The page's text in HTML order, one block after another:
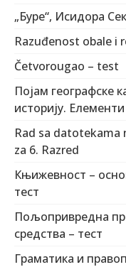
„Буре“, Исидора
Razuđenost obale i
Četvorougao – test
Појам географске
историју.
Rad sa
za 6. Razred
Књижевност –
тест
Пољопривредна
средства – тест
Граматика и